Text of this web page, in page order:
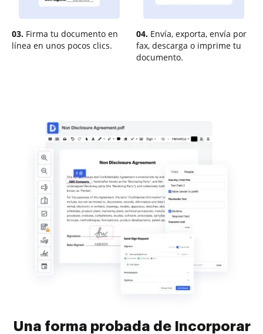
03. Firma tu documento en
línea en unos pocos clics.
04. Envía, exporta, envía por
fax, descarga o imprime tu
documento.
Una forma probada de Incorporar